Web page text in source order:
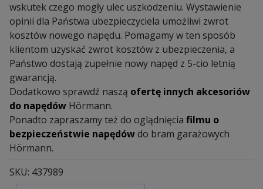
wskutek czego mogły ulec uszkodzeniu. Wystawienie
opinii dla Państwa ubezpieczyciela umożliwi zwrot
kosztów nowego napędu. Pomagamy w ten sposób
klientom uzyskać zwrot kosztów z ubezpieczenia, a
Państwo dostają zupełnie nowy napęd z 5-cio letnią
gwarancją.
Dodatkowo sprawdź naszą ofertę innych akcesoriów
do napędów Hörmann.
Ponadto zapraszamy też do oglądnięcia filmu o
bezpieczeństwie napędówdo bram garażowych
Hörmann.
SKU: 437989